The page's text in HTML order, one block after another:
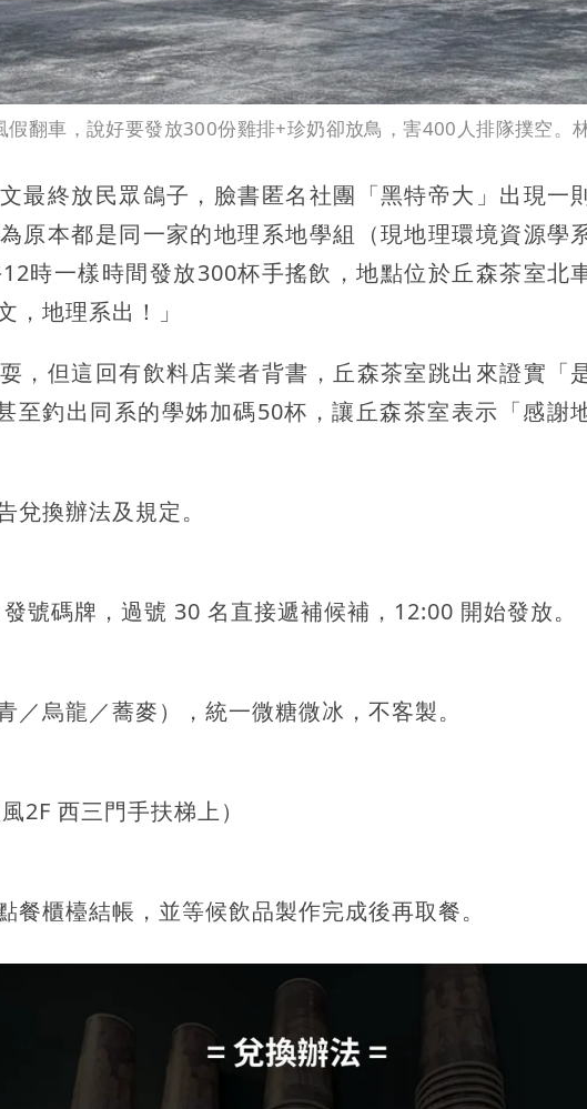
假翻車，說好要發放300份雞排+珍奶卻放鳥，害400人排隊撲空。
最終放民眾鴿子，臉書匿名社團「黑特帝大」出現一
原本都是同一家的地理系地學組（現地理環境資源學
時一樣時間發放300杯手搖飲，地點位於丘森茶室北
，地理系出！」
，但這回有飲料店業者背書，丘森茶室跳出來證實「
至釣出同系的學姊加碼50杯，讓丘森茶室表示「感謝
兌換辦法及規定。
號碼牌，過號 30 名直接遞補候補，12:00 開始發放。
／烏龍／蕎麥），統一微糖微冰，不客製。
2F 西三門手扶梯上）
餐櫃檯結帳，並等候飲品製作完成後再取餐。